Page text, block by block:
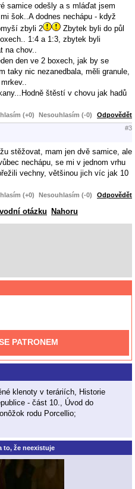
samice odešly a s mláďat jsem
šok..A dodnes nechápu - když
zbyli 2
Zbytek byli do půl
1:4 a 1:3, zbytek byli
chov..
den ve 2 boxech, jak by se
taky nic nezanedbala, měli granule,
štěstí v chovu jak hadů
(+0) Nesouhlasím (-0) Odpovědět
#3
stěžovat, mam jen dvě samice, ale
nechápu, se mi v jednom vrhu
vechny, většinou jich víc jak 10
(+0) Nesouhlasím (-0) Odpovědět
otázku Nahoru
PATRONEM
klenoty v teráriích, Historie
- část 10., Úvod do
rodu Porcellio;
to, že neexistuje